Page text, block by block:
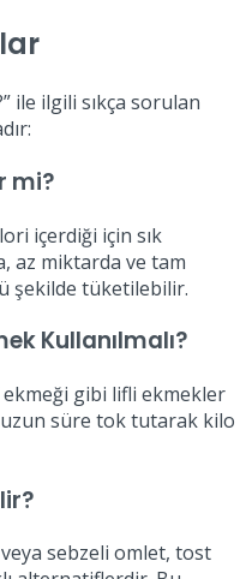
ile ilgili sıkça sorulan
mi?
içerdiği için sık
az miktarda ve tam
şekilde tüketilebilir.
Kullanılmalı?
gibi lifli ekmekler
süre tok tutarak kilo
veya sebzeli omlet, tost